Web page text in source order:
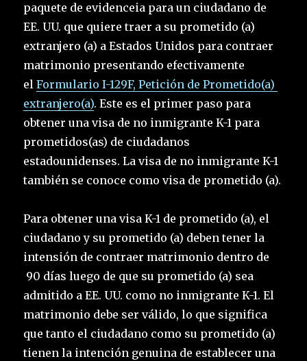
paquete de evidenceia para un ciudadano de
EE. UU. que quiere traer a su prometido (a)
extranjero (a) a Estados Unidos para contraer
matrimonio presentando efectivamente
elFormulario I-129F, Petición de Prometido(a)
extranjero(a). Este es el primer paso para
obtener una visa de no inmigrante K-1 para
prometidos(as) de ciudadanos
estadounidenses. La visa de no inmigrante K-1
también se conoce como visa de prometido (a).
Para obtener una visa K-1 de prometido (a), el
ciudadano y su prometido (a) deben tener la
intensión de contraer matrimonio dentro de
90 días luego de que su prometido (a) sea
admitido a EE. UU. como no inmigrante K-1. El
matrimonio debe ser válido, lo que significa
que tanto el ciudadano como su prometido (a)
tienen la intención genuina de establecer una